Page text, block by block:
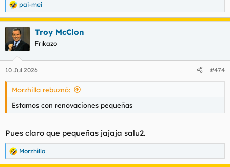
Viva nightwish.
R
e
a
c
i
e
s
pai-mei
Troy McClon
Frikazo
10 Jul 2026 #474
Morzhilla rebuznó:
Estamos con renovaciones pequeñas
Pues claro que pequeñas jajaja salu2.
R
e
Morzhilla